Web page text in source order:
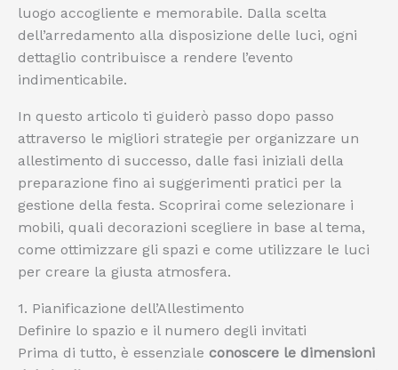
luogo accogliente e memorabile. Dalla scelta
dell’arredamento alla disposizione delle luci, ogni
dettaglio contribuisce a rendere l’evento
indimenticabile.
In questo articolo ti guiderò passo dopo passo
attraverso le migliori strategie per organizzare un
allestimento di successo, dalle fasi iniziali della
preparazione fino ai suggerimenti pratici per la
gestione della festa. Scoprirai come selezionare i
mobili, quali decorazioni scegliere in base al tema,
come ottimizzare gli spazi e come utilizzare le luci
per creare la giusta atmosfera.
1. Pianificazione dell’Allestimento
Definire lo spazio e il numero degli invitati
Prima di tutto, è essenziale conoscere le dimensioni